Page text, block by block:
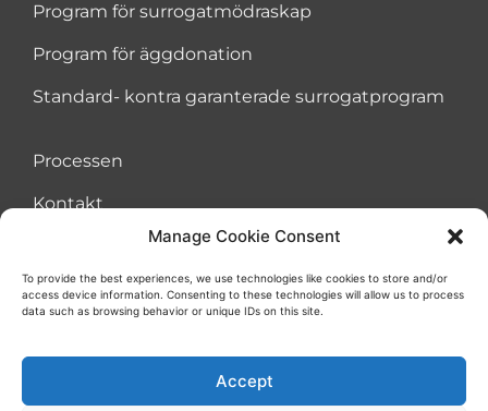
Manage Cookie Consent
To provide the best experiences, we use technologies like cookies to store and/or
access device information. Consenting to these technologies will allow us to process
data such as browsing behavior or unique IDs on this site.
Accept
Program för surrogatmödraskap
Program för äggdonation
Standard- kontra garanterade surrogatprogram
Processen
Kontakt
Avtal om användarvillkor Kakor Integritetspolicy